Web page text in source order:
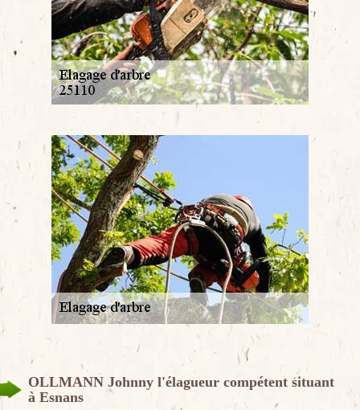
OLLMANN Johnny l'élagueur compétent situant
à Esnans